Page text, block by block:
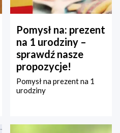
Pomysł na: prezent
na 1 urodziny –
sprawdź nasze
propozycje!
Pomysł na prezent na 1
urodziny